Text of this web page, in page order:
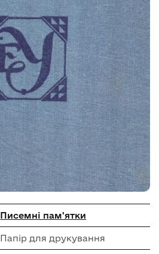
Писемні пам'ятки
Папір для друкування